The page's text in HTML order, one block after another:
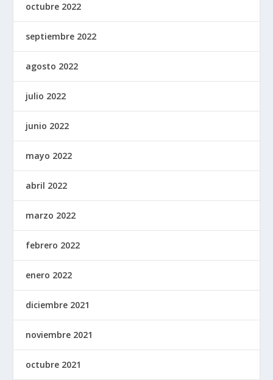
octubre 2022
septiembre 2022
agosto 2022
julio 2022
junio 2022
mayo 2022
abril 2022
marzo 2022
febrero 2022
enero 2022
diciembre 2021
noviembre 2021
octubre 2021